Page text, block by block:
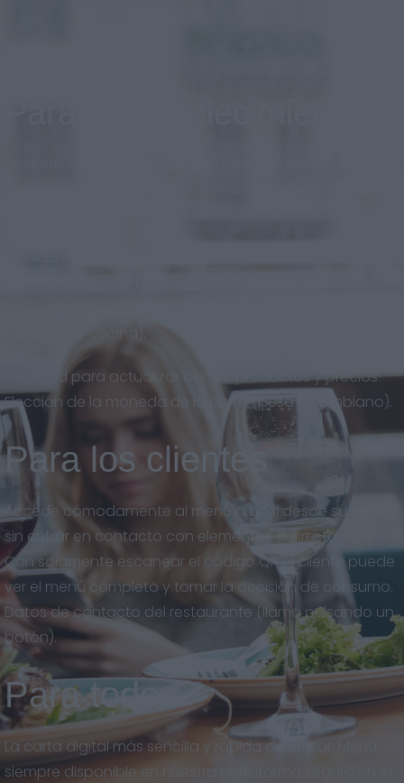
(apertura y cocina).
Facilidad para actualizar cartas, productos y precios.
Elección de la moneda de la carta (peso colombiano).
Para los clientes
Accede cómodamente al menú digital desde su celular
sin entrar en contacto con elementos del restaurante.
Con solamente escanear el código QR el cliente puede
ver el menú completo y tomar la decisión de consumo.
Datos de contacto del restaurante (llama pulsando un
botón).
Para todos
La carta digital más sencilla y rápida de utilizar. Menú
siempre disponible en nuestra plataforma segura en la